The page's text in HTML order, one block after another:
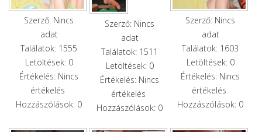
Szerző: Nincs
adat
Találatok: 1555
Letöltések: 0
Értékelés: Nincs
értékelés
Hozzászólások: 0
Szerző: Nincs
adat
Találatok: 1511
Letöltések: 0
Értékelés: Nincs
értékelés
Hozzászólások: 0
Szerző: Nincs
adat
Találatok: 1603
Letöltések: 0
Értékelés: Nincs
értékelés
Hozzászólások: 0